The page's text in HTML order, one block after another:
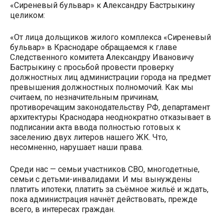
«Сиреневый бульвар» к Александру Бастрыкину
целиком:
«От лица дольщиков жилого комплекса «Сиреневый
бульвар» в Краснодаре обращаемся к главе
Следственного комитета Александру Ивановичу
Бастрыкину с просьбой провести проверку
должностных лиц администрации города на предмет
превышения должностных полномочий. Как мы
считаем, по незначительным причинам,
противоречащим законодательству РФ, департамент
архитектуры Краснодара неоднократно отказывает в
подписании акта ввода полностью готовых к
заселению двух литеров нашего ЖК. Что,
несомненно, нарушает наши права.
Среди нас — семьи участников СВО, многодетные,
семьи с детьми-инвалидами. И мы вынуждены
платить ипотеки, платить за съёмное жильё и ждать,
пока администрация начнёт действовать, прежде
всего, в интересах граждан.